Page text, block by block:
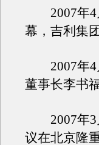
2007年4
幕，吉利集
2007年4
董事长李书
2007年3
议在北京隆